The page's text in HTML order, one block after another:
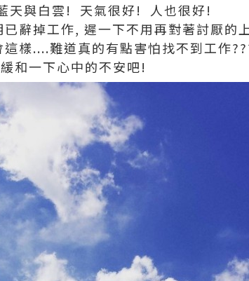
天與白雲! 天氣很好! 人也很好!
辭掉工作, 遲一下不用再對著討厭的
樣....難道真的有點害怕找不到工作
和一下心中的不安吧!